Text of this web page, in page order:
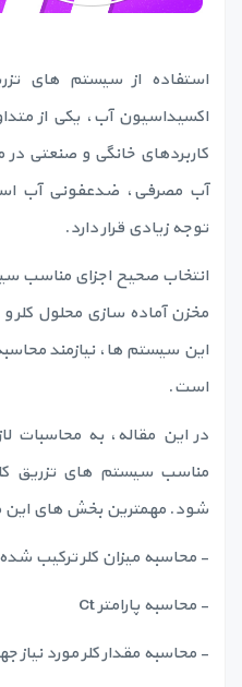
استفاده از سیستم های
اکسیداسیون آب، یکی از
کاربردهای خانگی و صنعتی
آب مصرفی، ضدعفونی آب
توجه زیادی قرار دارد.
انتخاب صحیح اجزای مناسب
مخزن آماده سازی محلول کلر
این سیستم ها، نیازمند
است.
در این مقاله، به محاسبات
مناسب سیستم های تزریق
شود. مهمترین بخش های این
- محاسبه میزان کلر ترکیب شده
- محاسبه پارامتر Ct
- محاسبه مقدار کلر مورد نیاز